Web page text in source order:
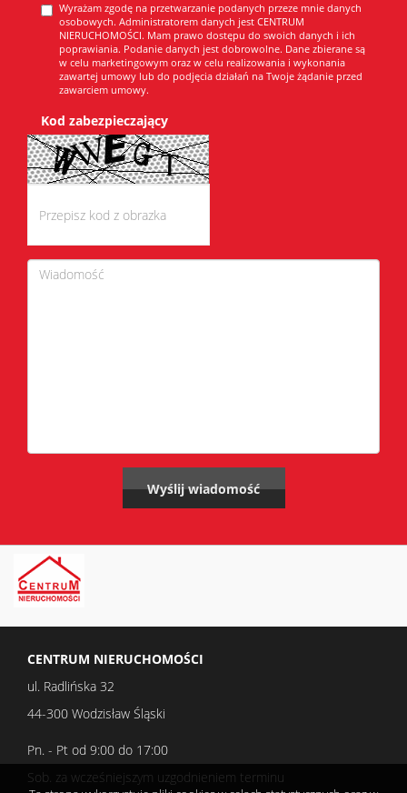
Wyrażam zgodę na przetwarzanie podanych przeze mnie danych
osobowych. Administratorem danych jest CENTRUM
NIERUCHOMOŚCI. Mam prawo dostępu do swoich danych i ich
poprawiania. Podanie danych jest dobrowolne. Dane zbierane są
w celu marketingowym oraz w celu realizowania i wykonania
zawartej umowy lub do podjęcia działań na Twoje żądanie przed
zawarciem umowy.
Kod zabezpieczający
CENTRUM NIERUCHOMOŚCI
ul. Radlińska 32
44-300 Wodzisław Śląski
Pn. - Pt od 9:00 do 17:00
Sob. za wcześniejszym uzgodnieniem terminu